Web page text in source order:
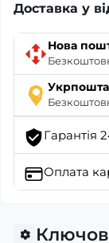
Доставка у
Нова
Укрпошта
Гарантія
Оплата